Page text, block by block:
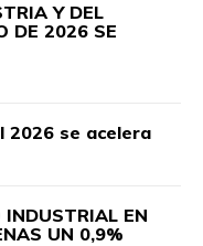
Y DEL
DE 2026 SE
2026 se acelera
INDUSTRIAL EN
UN 0,9%